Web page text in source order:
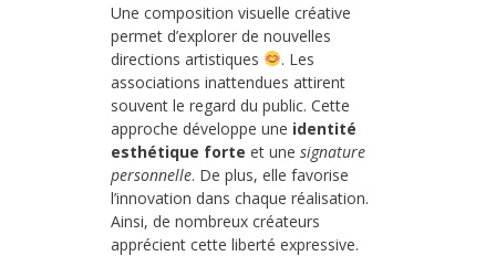
Une composition visuelle créative
permet d’explorer de nouvelles
directions artistiques
. Les
associations inattendues attirent
souvent le regard du public. Cette
approche développe une identité
esthétique forte et une signature
personnelle. De plus, elle favorise
l’innovation dans chaque réalisation.
Ainsi, de nombreux créateurs
apprécient cette liberté expressive.